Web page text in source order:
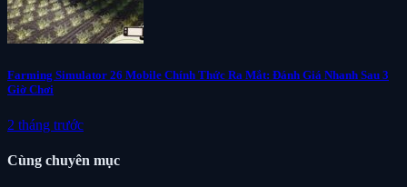
Farming Simulator 26 Mobile Chính Thức Ra Mắt: Đánh Giá Nhanh Sau 3
Giờ Chơi
2 tháng trước
Cùng chuyên mục